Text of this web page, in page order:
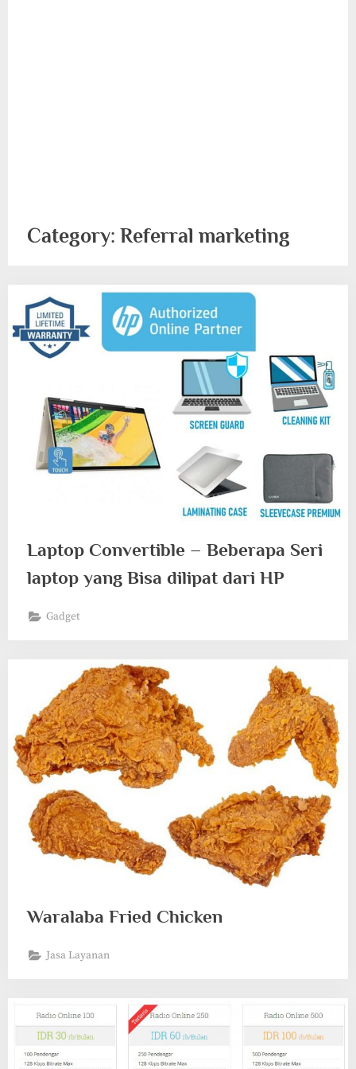
Category: Referral marketing
Laptop Convertible – Beberapa Seri
laptop yang Bisa dilipat dari HP
Gadget
Waralaba Fried Chicken
Jasa Layanan